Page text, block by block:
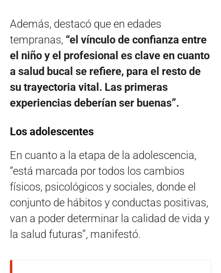
Además, destacó que en edades
tempranas, “el vínculo de confianza entre
el niño y el profesional es clave en cuanto
a salud bucal se refiere, para el resto de
su trayectoria vital. Las primeras
experiencias deberían ser buenas”.
Los adolescentes
En cuanto a la etapa de la adolescencia,
“está marcada por todos los cambios
físicos, psicológicos y sociales, donde el
conjunto de hábitos y conductas positivas,
van a poder determinar la calidad de vida y
la salud futuras”, manifestó.